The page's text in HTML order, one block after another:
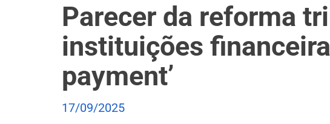
Parecer da reforma
instituições
payment’
17/09/2025